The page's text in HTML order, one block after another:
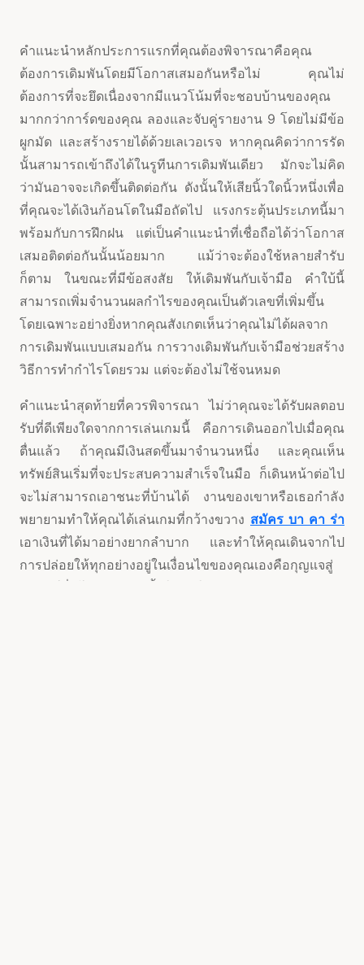
คำแนะนำหลักประการแรกที่คุณต้องพิจารณาคือคุณ
ต้องการเดิมพันโดยมีโอกาสเสมอกันหรือไม่ คุณไม่
ต้องการที่จะยึดเนื่องจากมีแนวโน้มที่จะชอบบ้านของคุณ
มากกว่าการ์ดของคุณ ลองและจับคู่รายงาน 9 โดยไม่มีข้อ
ผูกมัด และสร้างรายได้ด้วยเลเวอเรจ หากคุณคิดว่าการรัด
นั้นสามารถเข้าถึงได้ในรูทีนการเดิมพันเดียว มักจะไม่คิด
ว่ามันอาจจะเกิดขึ้นติดต่อกัน ดังนั้นให้เสียนิ้วใดนิ้วหนึ่งเพื่อ
ที่คุณจะได้เงินก้อนโตในมือถัดไป แรงกระตุ้นประเภทนี้มา
พร้อมกับการฝึกฝน แต่เป็นคำแนะนำที่เชื่อถือได้ว่าโอกาส
เสมอติดต่อกันนั้นน้อยมาก แม้ว่าจะต้องใช้หลายสำรับ
ก็ตาม ในขณะที่มีข้อสงสัย ให้เดิมพันกับเจ้ามือ คำใบ้นี้
สามารถเพิ่มจำนวนผลกำไรของคุณเป็นตัวเลขที่เพิ่มขึ้น
โดยเฉพาะอย่างยิ่งหากคุณสังเกตเห็นว่าคุณไม่ได้ผลจาก
การเดิมพันแบบเสมอกัน การวางเดิมพันกับเจ้ามือช่วยสร้าง
วิธีการทำกำไรโดยรวม แต่จะต้องไม่ใช้จนหมด
คำแนะนำสุดท้ายที่ควรพิจารณา ไม่ว่าคุณจะได้รับผลตอบ
รับที่ดีเพียงใดจากการเล่นเกมนี้ คือการเดินออกไปเมื่อคุณ
ตื่นแล้ว ถ้าคุณมีเงินสดขึ้นมาจำนวนหนึ่ง และคุณเห็น
ทรัพย์สินเริ่มที่จะประสบความสำเร็จในมือ ก็เดินหน้าต่อไป
จะไม่สามารถเอาชนะที่บ้านได้ งานของเขาหรือเธอกำลัง
พยายามทำให้คุณได้เล่นเกมที่กว้างขวาง สมัคร บา คา ร่า
เอาเงินที่ได้มาอย่างยากลำบาก และทำให้คุณเดินจากไป
การปล่อยให้ทุกอย่างอยู่ในเงื่อนไขของคุณเองคือกุญแจสู่